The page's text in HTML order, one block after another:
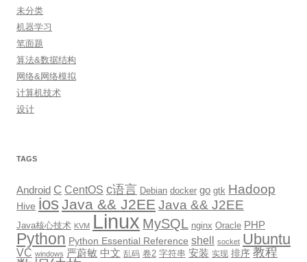
未分类
机器学习
笔面题
算法&数据结构
网络&网络模拟
计算机技术
设计
TAGS
Android C CentOS c语言 Debian docker go gtk Hadoop
Hive ios Java && J2EE Java && J2EE
Java核心技术 KVM Linux MySQL nginx Oracle PHP
Python Python Essential Reference shell socket Ubuntu
VC windows 严蔚敏 中文 乱码 卷2 字符串 安装 实现 排序 教程